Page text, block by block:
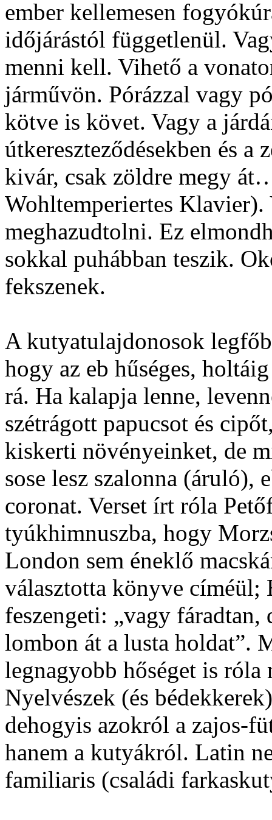
ember kellemesen
időjárástól függetlenül.
menni kell. Vihető a
járművön. Pórázzal vagy
kötve is követ. Vagy a
útkereszteződésekben és a
kivár, csak zöldre megy
Wohltemperiertes Klavier).
meghazudtolni. Ez
sokkal puhábban teszik.
fekszenek.
A kutyatulajdonosok
hogy az eb hűséges,
rá. Ha kalapja lenne,
szétrágott papucsot és
kiskerti növényeinket, de
sose lesz szalonna (áruló),
coronat. Verset írt róla
tyúkhimnuszba, hogy
London sem éneklő
választotta könyve címéül;
feszengeti: „vagy fáradtan,
lombon át a lusta holdat”.
legnagyobb hőséget is
Nyelvészek (és
dehogyis azokról a zajos-
hanem a kutyákról. Latin
familiaris (családi